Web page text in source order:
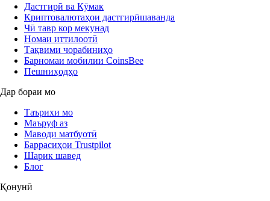
Дастгирӣ ва Кӯмак
Криптовалютаҳои дастгирӣшаванда
Чӣ тавр кор мекунад
Номаи иттилоотӣ
Тақвими чорабиниҳо
Барномаи мобилии CoinsBee
Пешниҳодҳо
Дар бораи мо
Таърихи мо
Маъруф аз
Маводи матбуотӣ
Баррасиҳои Trustpilot
Шарик шавед
Блог
Қонунӣ